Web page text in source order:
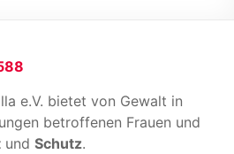
e.V. bietet von Gewalt in
betroffenen Frauen und
undSchutz.